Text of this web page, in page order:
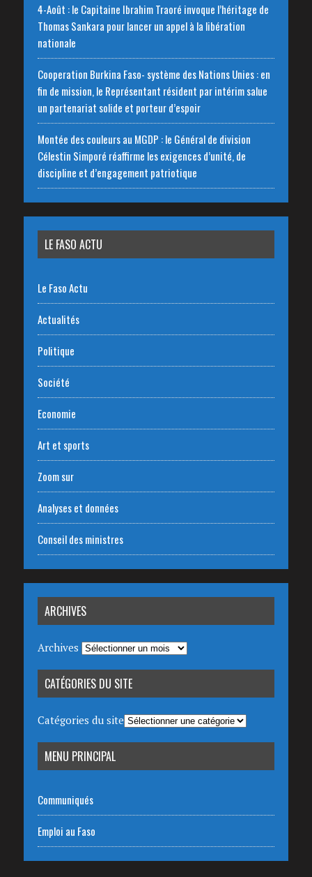
4-Août : le Capitaine Ibrahim Traoré invoque l’héritage de
Thomas Sankara pour lancer un appel à la libération
nationale
‎Cooperation Burkina Faso- système des Nations Unies : en
fin de mission, le Représentant résident par intérim salue
un partenariat solide et porteur d’espoir
Montée des couleurs au MGDP : le Général de division
Célestin Simporé réaffirme les exigences d’unité, de
discipline et d’engagement patriotique
LE FASO ACTU
Le Faso Actu
Actualités
Politique
Société
Economie
Art et sports
Zoom sur
Analyses et données
Conseil des ministres
ARCHIVES
Archives
CATÉGORIES DU SITE
Catégories du site
MENU PRINCIPAL
Communiqués
Emploi au Faso